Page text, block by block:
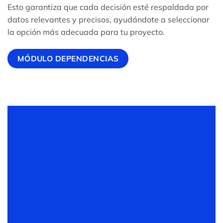
Esto garantiza que cada decisión esté respaldada por
datos relevantes y precisos, ayudándote a seleccionar
la opción más adecuada para tu proyecto.
MÓDULO DEPENDENCIAS